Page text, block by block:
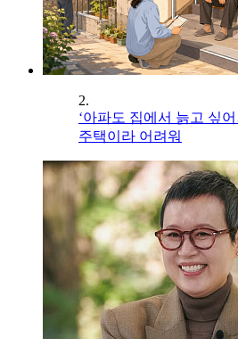
2.
‘아파도 집에서 늙고 싶
주택이라 어려워